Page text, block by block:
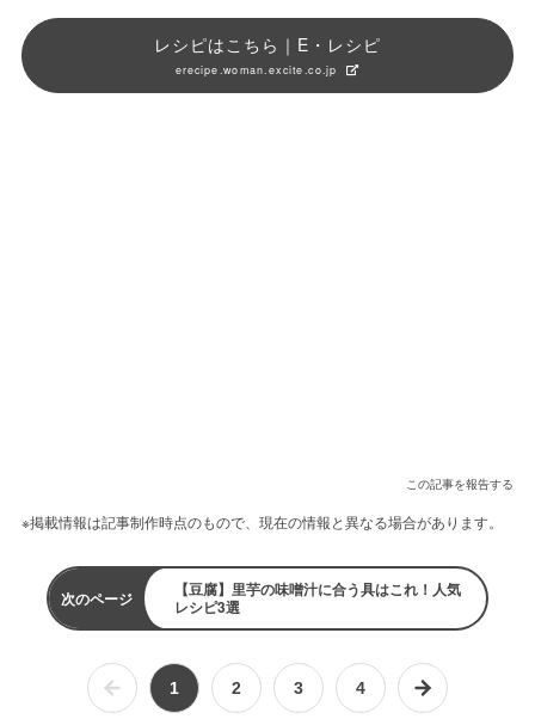
レシピはこちら｜E・レシピ
erecipe.woman.excite.co.jp
この記事を報告する
※掲載情報は記事制作時点のもので、現在の情報と異なる場合があります。
次のページ
【豆腐】里芋の味噌汁に合う具はこれ！人気
レシピ3選
1 2 3 4